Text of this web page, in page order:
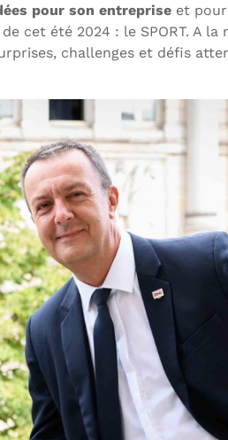
pour son entreprise et
cet été 2024 : le SPORT. A la
challenges et défis